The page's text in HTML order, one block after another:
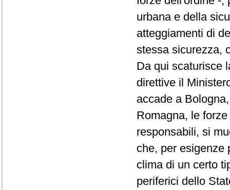
urbana e della
atteggiamenti di
stessa sicurezza,
Da qui scaturisce
direttive il
accade a
Romagna, le
responsabili, si
che, per esigenze
clima di un certo
periferici dello